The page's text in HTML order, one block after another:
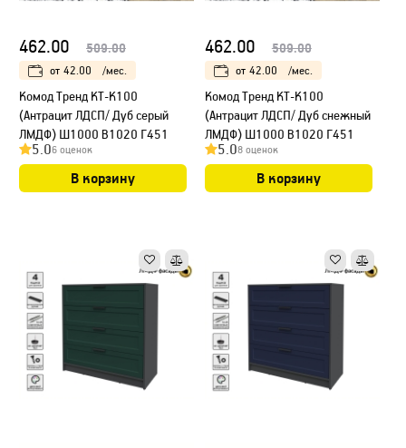
462.00 509.00
от 42.00 /мес.
Kомод Тренд КТ-К100
(Антрацит ЛДСП/ Дуб серый
ЛМДФ) Ш1000 В1020 Г451
5.06 оценок
В корзину
462.00 509.00
от 42.00 /мес.
Kомод Тренд КТ-К100
(Антрацит ЛДСП/ Дуб снежный
ЛМДФ) Ш1000 В1020 Г451
5.08 оценок
В корзину